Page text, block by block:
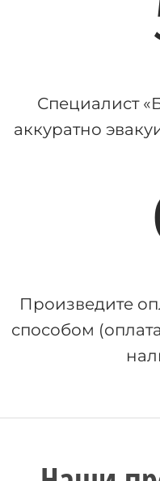
Специалист
аккуратно
Произведите
способом